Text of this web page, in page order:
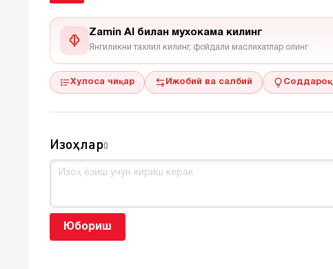
Zamin AI билан мухокама килинг
Янгиликни тахлил килинг, фойдали маслихатлар олинг
Хулоса чиқар Ижобий ва салбий Соддароқ
Изоҳлар0
Юбориш